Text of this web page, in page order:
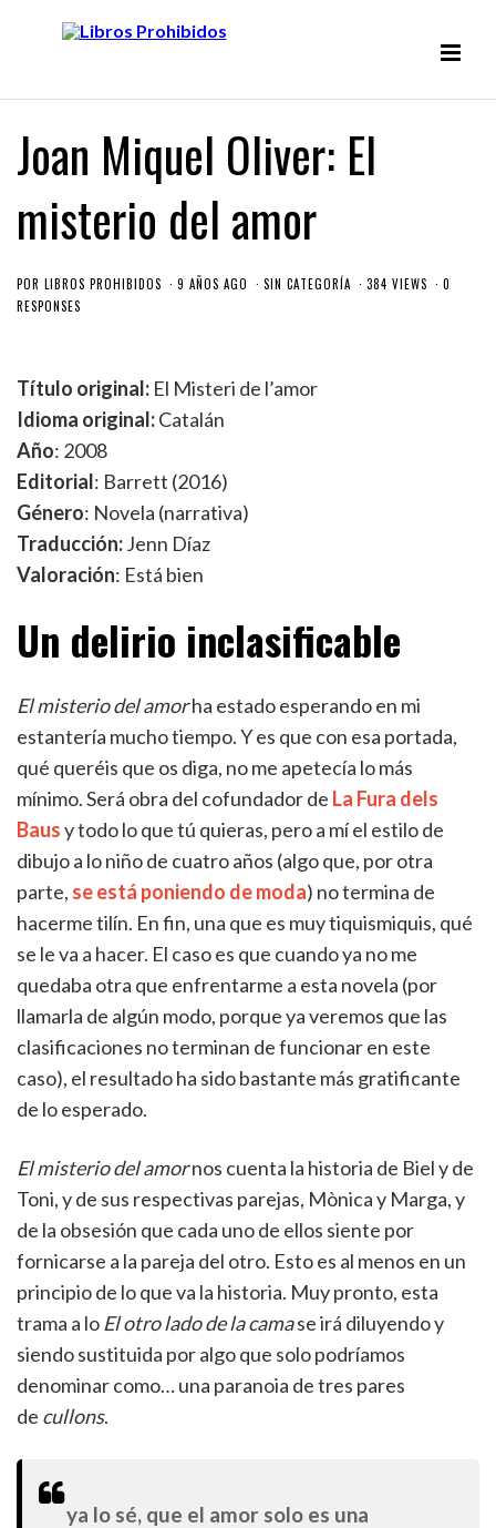
Joan Miquel Oliver: El
misterio del amor
POR LIBROS PROHIBIDOS 9 AÑOS AGO SIN CATEGORÍA 384 VIEWS
0
RESPONSES
Título original: El Misteri de l’amor
Idioma original:Catalán
Año: 2008
Editorial: Barrett (2016)
Género: Novela (narrativa)
Traducción:Jenn Díaz
Valoración: Está bien
Un delirio inclasificable
El misterio del amorha estado esperando en mi
estantería mucho tiempo. Y es que con esa portada,
qué queréis que os diga, no me apetecía lo más
mínimo. Será obra del cofundador de La Fura dels
Bausy todo lo que tú quieras, pero a mí el estilo de
dibujo a lo niño de cuatro años (algo que, por otra
parte, se está poniendo de moda) no termina de
hacerme tilín. En fin, una que es muy tiquismiquis, qué
se le va a hacer. El caso es que cuando ya no me
quedaba otra que enfrentarme a esta novela (por
llamarla de algún modo, porque ya veremos que las
clasificaciones no terminan de funcionar en este
caso), el resultado ha sido bastante más gratificante
de lo esperado.
El misterio del amornos cuenta la historia de Biel y de
Toni, y de sus respectivas parejas, Mònica y Marga, y
de la obsesión que cada uno de ellos siente por
fornicarse a la pareja del otro. Esto es al menos en un
principio de lo que va la historia. Muy pronto, esta
trama a lo El otro lado de la camase irá diluyendo y
siendo sustituida por algo que solo podríamos
denominar como… una paranoia de tres pares
de cullons.
ya lo sé, que el amor solo es una